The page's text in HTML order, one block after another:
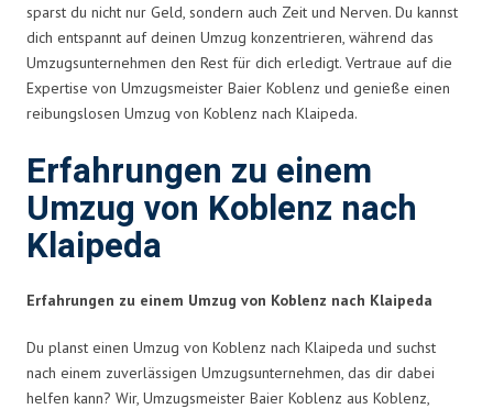
sparst du nicht nur Geld, sondern auch Zeit und Nerven. Du kannst
dich entspannt auf deinen Umzug konzentrieren, während das
Umzugsunternehmen den Rest für dich erledigt. Vertraue auf die
Expertise von Umzugsmeister Baier Koblenz und genieße einen
reibungslosen Umzug von Koblenz nach Klaipeda.
Erfahrungen zu einem
Umzug von Koblenz nach
Klaipeda
Erfahrungen zu einem Umzug von Koblenz nach Klaipeda
Du planst einen Umzug von Koblenz nach Klaipeda und suchst
nach einem zuverlässigen Umzugsunternehmen, das dir dabei
helfen kann? Wir, Umzugsmeister Baier Koblenz aus Koblenz,